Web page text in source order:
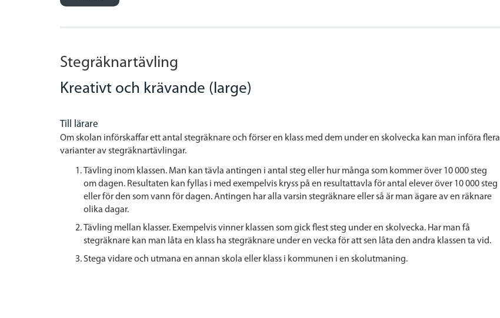
Stegräknartävling
Kreativt och krävande (large)
Till lärare
Om skolan införskaffar ett antal stegräknare och förser en klass med dem under en skolvecka kan man införa flera
varianter av stegräknartävlingar.
Tävling inom klassen. Man kan tävla antingen i antal steg eller hur många som kommer över 10 000 steg
om dagen. Resultaten kan fyllas i med exempelvis kryss på en resultattavla för antal elever över 10 000 steg
eller för den som vann för dagen. Antingen har alla varsin stegräknare eller så är man ägare av en räknare
olika dagar.
Tävling mellan klasser. Exempelvis vinner klassen som gick flest steg under en skolvecka. Har man få
stegräknare kan man låta en klass ha stegräknare under en vecka för att sen låta den andra klassen ta vid.
Stega vidare och utmana en annan skola eller klass i kommunen i en skolutmaning.